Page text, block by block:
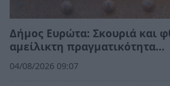
Δήμος Ευρώτα: Σκουριά και
αμείλικτη πραγματικότητα…
04/08/2026 09:07